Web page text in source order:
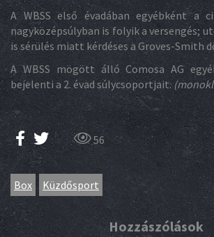
A WBSS első évadában egyébként a
nagyközépsúlyban is folyik a versengés;
is sérülés miatt kérdéses a Groves-Smith
A WBSS mögött álló Comosa AG
bejelenti a 2. évad súlycsoportjait.
56
Box Küzdősport
Hozzászólások